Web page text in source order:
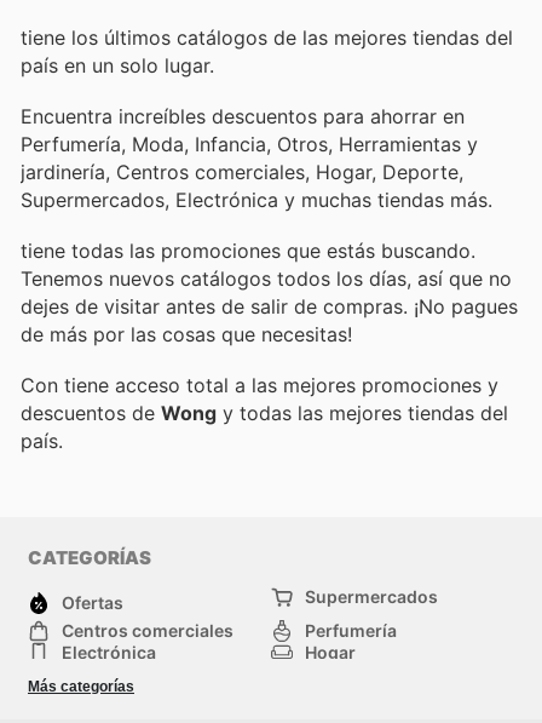
tiene los últimos catálogos de las mejores tiendas del
país en un solo lugar.
Encuentra increíbles descuentos para ahorrar en
Perfumería, Moda, Infancia, Otros, Herramientas y
jardinería, Centros comerciales, Hogar, Deporte,
Supermercados, Electrónica y muchas tiendas más.
tiene todas las promociones que estás buscando.
Tenemos nuevos catálogos todos los días, así que no
dejes de visitar antes de salir de compras. ¡No pagues
de más por las cosas que necesitas!
Con tiene acceso total a las mejores promociones y
descuentos de Wong y todas las mejores tiendas del
país.
CATEGORÍAS
Ofertas
Supermercados
Centros comerciales
Perfumería
Electrónica
Hogar
Deporte
Moda
Más categorías